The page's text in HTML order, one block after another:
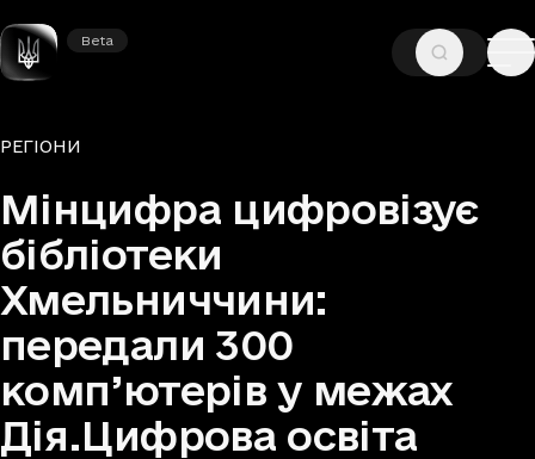
Beta
Beta
ГОЛОВНА
Рубрики
РЕГІОНИ
Мінцифра цифровізує
бібліотеки
Хмельниччини:
передали 300
комп’ютерів у межах
Дія.Цифрова освіта